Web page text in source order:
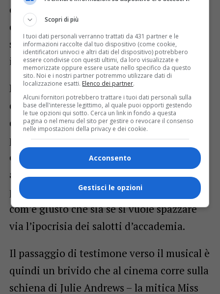
che fu, ma come un passaporto spirituale
da riscoprire ogni volta per ricordarsi chi
siamo quando fuori tutto diventa un
indistinto spazio commerciale.
Fervento in convento, cosa potremmo fare
di Maria, adolescenza o quando l’amore è
quasi un dovere, lo yodel, la capra,
patriottismo austriaco di Edelweiss, contro
ogni tirannia, addio ciao ciao
aufwiedersehen goodbye! E poi umorismo
per bocche buone, battute da… operetta,
com’è giusto che sia se si vuole spazzare
via l’ipocrisia dei salotti d’accademia.
Il passaggio di testimone verso il musical è
quindi un brivido che al cinema corre sulla
schiena di Julie Andrews – la mitica Miss
Scopri di più
I tuoi dati personali verranno trattati da 431 partner e le
informazioni raccolte dal tuo dispositivo (come cookie,
identificatori univoci e altri dati del dispositivo) potrebbero
essere condivise con questi ultimi, da loro visualizzate e
memorizzate oppure essere usate nello specifico da questo
sito. Noi e i nostri partner potremmo utilizzare dati di
localizzazione esatti. Elenco dei partner.
Alcuni fornitori potrebbero trattare i tuoi dati personali sulla
base dell'interesse legittimo, al quale puoi opporti gestendo
le tue opzioni qui sotto. Cerca un link in fondo a questa
pagina o nel menu del sito per gestire o revocare il consenso
nelle impostazioni della privacy e dei cookie.
Acconsento
Gestisci le opzioni